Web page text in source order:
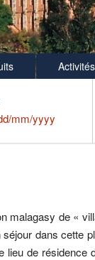
Activités
mm/yyyy
malagasy de «
séjour dans cette
lieu de